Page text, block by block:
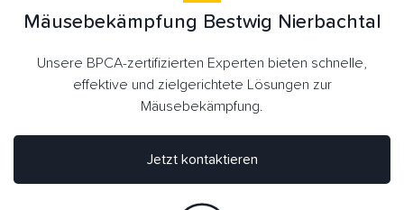
Jetzt kontaktieren
Mäusebekämpfung Bestwig Nierbachtal
Unsere BPCA-zertifizierten Experten bieten schnelle,
effektive und zielgerichtete Lösungen zur
Mäusebekämpfung.